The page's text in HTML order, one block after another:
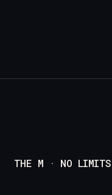
THE M · NO LIMITS